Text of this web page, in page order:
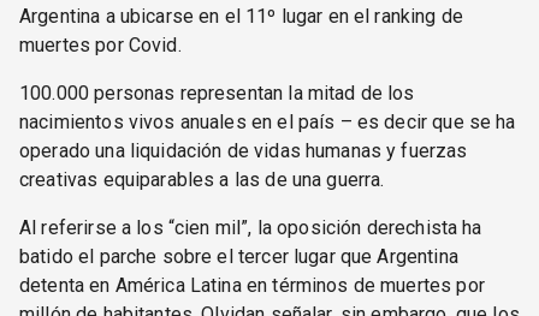
Argentina a ubicarse en el 11º lugar en el ranking de
muertes por Covid.
100.000 personas representan la mitad de los
nacimientos vivos anuales en el país – es decir que se ha
operado una liquidación de vidas humanas y fuerzas
creativas equiparables a las de una guerra.
Al referirse a los “cien mil”, la oposición derechista ha
batido el parche sobre el tercer lugar que Argentina
detenta en América Latina en términos de muertes por